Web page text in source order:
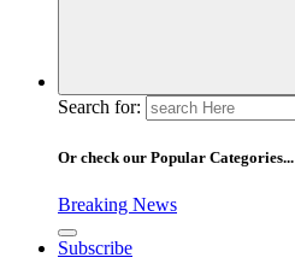
Search for:
Or check our Popular Categories...
Breaking News
Subscribe